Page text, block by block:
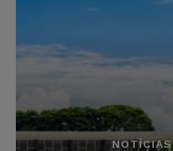
NOTÍCIAS